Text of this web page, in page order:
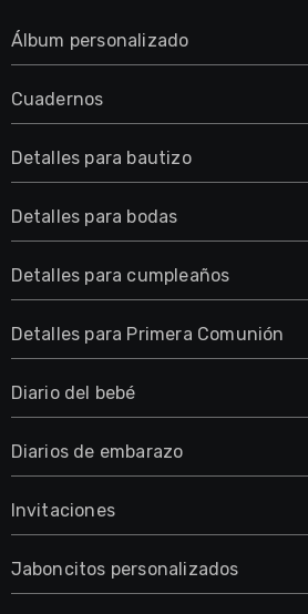
Álbum personalizado
Cuadernos
Detalles para bautizo
Detalles para bodas
Detalles para cumpleaños
Detalles para Primera Comunión
Diario del bebé
Diarios de embarazo
Invitaciones
Jaboncitos personalizados